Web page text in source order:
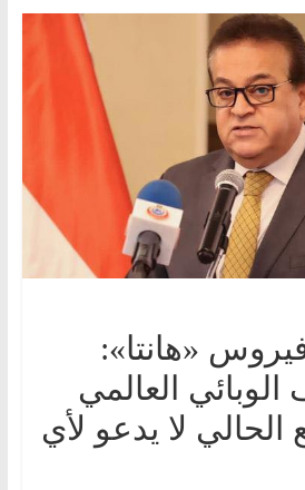
«هانتا»:
الوبائي العالمي
الحالي لا يدعو لأي